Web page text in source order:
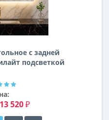
с задней
подсветкой
13 520 ₽